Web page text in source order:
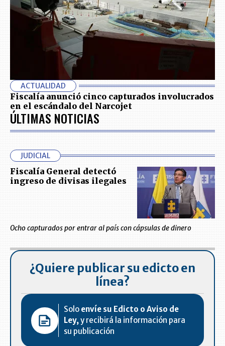
ACTUALIDAD
Fiscalía anunció cinco capturados involucrados
en el escándalo del Narcojet
ÚLTIMAS NOTICIAS
JUDICIAL
Fiscalía General detectó
ingreso de divisas ilegales
Ocho capturados por entrar al país con cápsulas de dinero
¿Quiere publicar su edicto en
línea?
Solo envíe su Edicto o Aviso de
Ley,y recibirá la información para
su publicación